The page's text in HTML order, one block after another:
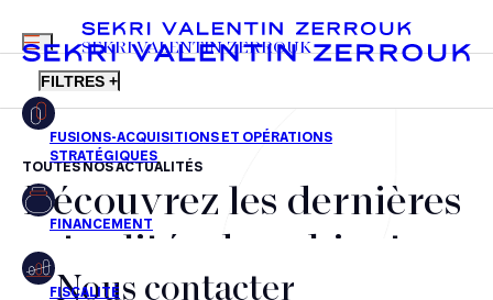
FR EN
MENU
SEKRI VALENTIN ZERROUK
FILTRES +
Fusions-acquisitions et opérations stratégiques
Financement
TOUTES NOS ACTUALITÉS
Découvrez les dernières
actualités du cabinet,
Nous contacter